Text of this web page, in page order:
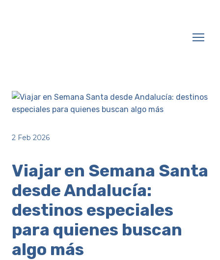
2 Feb 2026
Viajar en Semana Santa
desde Andalucía:
destinos especiales
para quienes buscan
algo más